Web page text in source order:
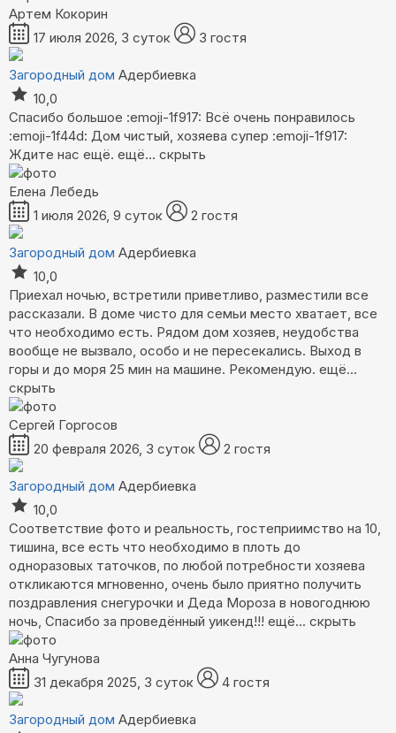
Артем Кокорин
17 июля 2026, 3 суток
3 гостя
Загородный дом Адербиевка
10,0
Спасибо большое :emoji-1f917: Всё очень понравилось
:emoji-1f44d: Дом чистый, хозяева супер :emoji-1f917:
Ждите нас ещё. ещё... скрыть
Елена Лебедь
1 июля 2026, 9 суток
2 гостя
Загородный дом Адербиевка
10,0
Приехал ночью, встретили приветливо, разместили все
рассказали. В доме чисто для семьи место хватает, все
что необходимо есть. Рядом дом хозяев, неудобства
вообще не вызвало, особо и не пересекались. Выход в
горы и до моря 25 мин на машине. Рекомендую. ещё...
скрыть
Сергей Горгосов
20 февраля 2026, 3 суток
2 гостя
Загородный дом Адербиевка
10,0
Соответствие фото и реальность, гостеприимство на 10,
тишина, все есть что необходимо в плоть до
одноразовых таточков, по любой потребности хозяева
откликаются мгновенно, очень было приятно получить
поздравления снегурочки и Деда Мороза в новогоднюю
ночь, Спасибо за проведённый уикенд!!! ещё... скрыть
Анна Чугунова
31 декабря 2025, 3 суток
4 гостя
Загородный дом Адербиевка